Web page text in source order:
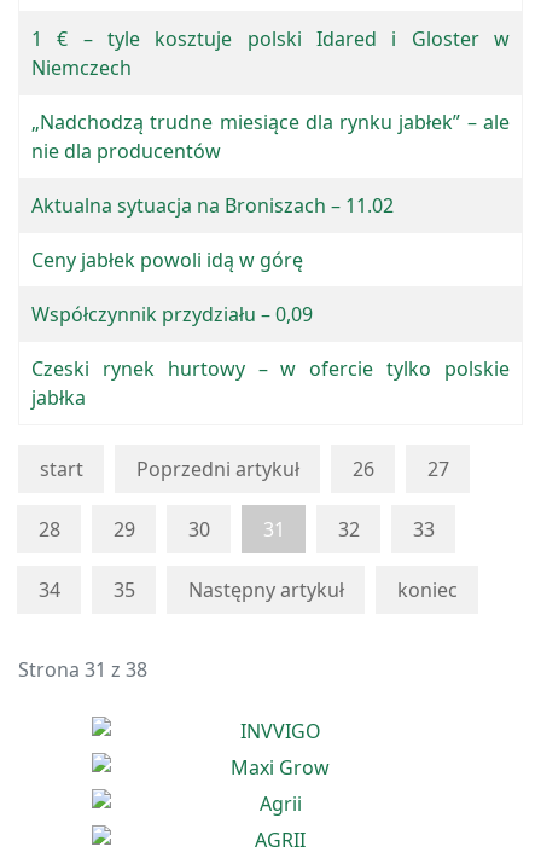
1 € – tyle kosztuje polski Idared i Gloster w
Niemczech
„Nadchodzą trudne miesiące dla rynku jabłek” – ale
nie dla producentów
Aktualna sytuacja na Broniszach – 11.02
Ceny jabłek powoli idą w górę
Współczynnik przydziału – 0,09
Czeski rynek hurtowy – w ofercie tylko polskie
jabłka
start Poprzedni artykuł 26 27
28 29 30 31 32 33
34 35 Następny artykuł koniec
Strona 31 z 38